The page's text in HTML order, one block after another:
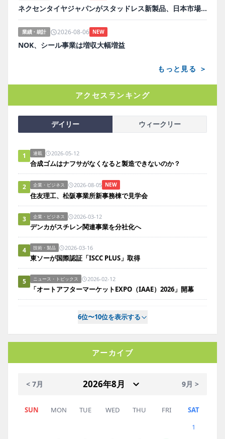
ネクセンタイヤジャパンがスタッドレス新製品、日本市場にらみ開発
業績・統計 2026-08-06 NEW
NOK、シール事業は増収大幅増益
もっと見る ＞
アクセスランキング
デイリー ウィークリー
1 連載 2026-05-12
合成ゴムはナフサがなくなると製造できないのか？
2 企業・ビジネス 2026-08-05 NEW
住友理工、松阪事業所新事務棟で見学会
3 企業・ビジネス 2026-03-12
デンカがスチレン関連事業を分社化へ
4 技術・製品 2026-03-16
東ソーが国際認証「ISCC PLUS」取得
5 ニュース・トピックス 2026-02-12
「オートアフターマーケットEXPO（IAAE）2026」開幕
6位〜10位を表示する
アーカイブ
< 7月 9月 >
SUN MON TUE WED THU FRI
SAT
1